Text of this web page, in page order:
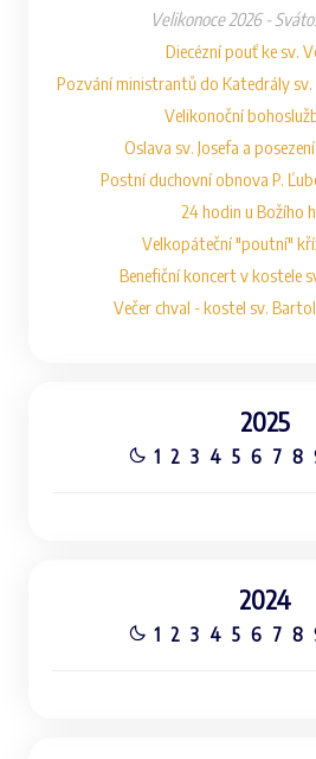
Velikonoce 2026 -
Diecézní pouť ke sv.
Pozvání ministrantů do Katedrály sv.
Velikonoční
Oslava sv. Josefa a
Postní duchovní obnova P.
24 hodin u Božího
Velkopáteční "poutní"
Benefiční koncert v kostele
Večer chval - kostel sv.
2025
1 2 3 4 5 6 7 8
2024
1 2 3 4 5 6 7 8